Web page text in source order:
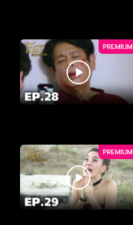
PREMIUM
PREMIUM